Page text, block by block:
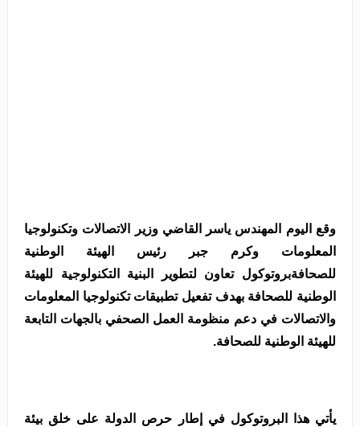
وقع اليوم المهندس ياسر القاضي وزير الاتصالات وتكنولوجيا
المعلومات وكرم جبر رئيس الهيئة الوطنية
للصحافةبروتوكول تعاون لتطوير البنية التكنولوجية للهيئة
الوطنية للصحافة بهدف تفعيل تطبيقات تكنولوجيا المعلومات
والاتصالات في دعم منظومة العمل الصحفي بالجهات التابعة
للهيئة الوطنية للصحافة.
يأتي هذا البروتوكول في إطار حرص الدولة على خلق بيئة